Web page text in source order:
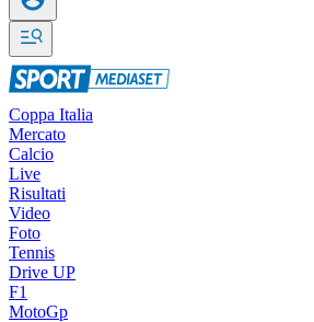
Coppa Italia
Mercato
Calcio
Live
Risultati
Video
Foto
Tennis
Drive UP
F1
MotoGp